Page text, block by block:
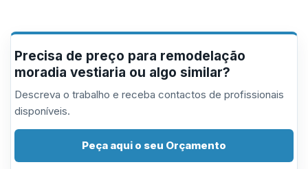
Precisa de preço para remodelação
moradia vestiaria ou algo similar?
Descreva o trabalho e receba contactos de profissionais
disponíveis.
Peça aqui o seu Orçamento